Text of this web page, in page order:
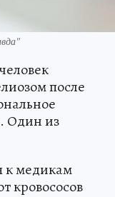
после
Один из
к медикам
кровососов